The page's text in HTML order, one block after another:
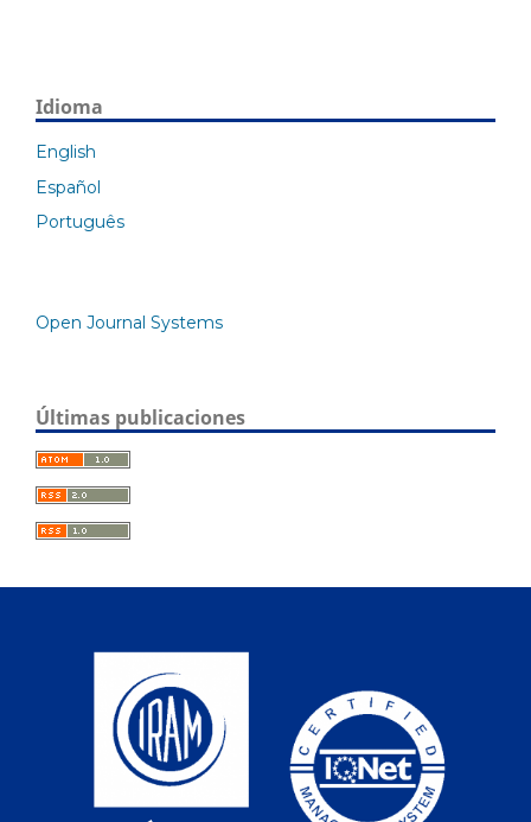
Idioma
English
Español
Português
Open Journal Systems
Últimas publicaciones